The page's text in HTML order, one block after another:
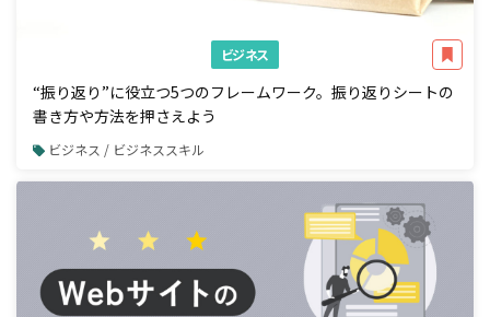
ビジネス
“振り返り”に役立つ5つのフレームワーク。振り返りシートの
書き方や方法を押さえよう
ビジネス / ビジネススキル